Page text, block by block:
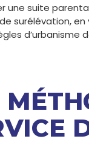
une suite
surélévation,
d’urbanisme